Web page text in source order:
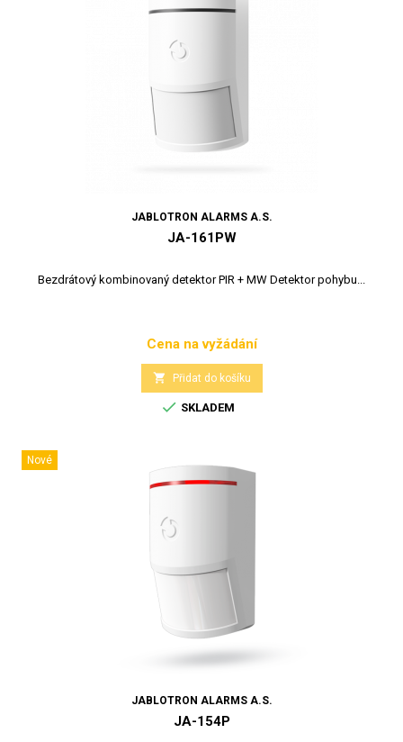
JABLOTRON ALARMS A.S.
JA-161PW
Bezdrátový kombinovaný detektor PIR + MW Detektor pohybu...
Cena
Cena na vyžádání
 Přidat do košíku
 SKLADEM
Nové
JABLOTRON ALARMS A.S.
JA-154P